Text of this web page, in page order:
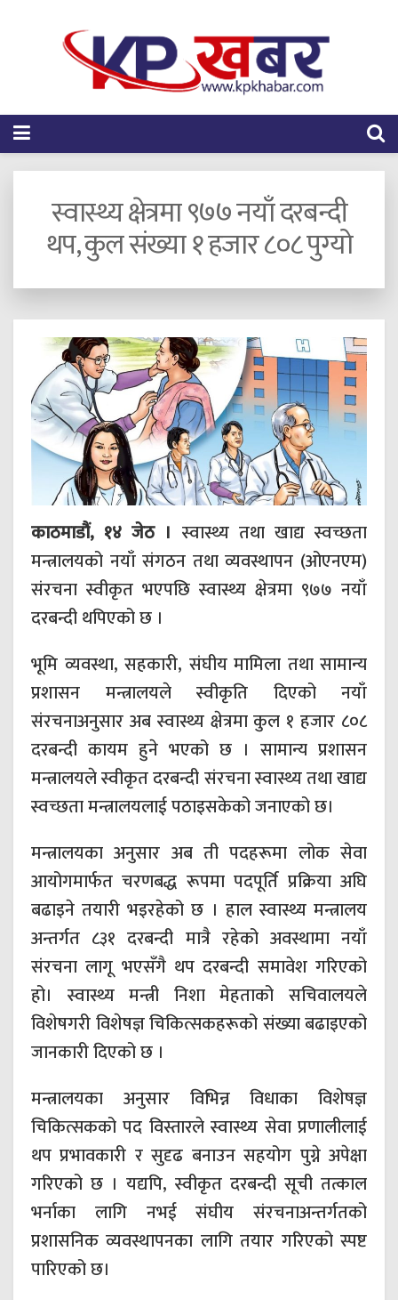
स्वास्थ्य क्षेत्रमा ९७७ नयाँ दरबन्दी
थप, कुल संख्या १ हजार ८०८ पुग्यो
काठमाडौं, १४ जेठ । स्वास्थ्य तथा खाद्य स्वच्छता
मन्त्रालयको नयाँ संगठन तथा व्यवस्थापन (ओएनएम)
संरचना स्वीकृत भएपछि स्वास्थ्य क्षेत्रमा ९७७ नयाँ
दरबन्दी थपिएको छ ।
भूमि व्यवस्था, सहकारी, संघीय मामिला तथा सामान्य
प्रशासन मन्त्रालयले स्वीकृति दिएको नयाँ
संरचनाअनुसार अब स्वास्थ्य क्षेत्रमा कुल १ हजार ८०८
दरबन्दी कायम हुने भएको छ । सामान्य प्रशासन
मन्त्रालयले स्वीकृत दरबन्दी संरचना स्वास्थ्य तथा खाद्य
स्वच्छता मन्त्रालयलाई पठाइसकेको जनाएको छ।
मन्त्रालयका अनुसार अब ती पदहरूमा लोक सेवा
आयोगमार्फत चरणबद्ध रूपमा पदपूर्ति प्रक्रिया अघि
बढाइने तयारी भइरहेको छ । हाल स्वास्थ्य मन्त्रालय
अन्तर्गत ८३१ दरबन्दी मात्रै रहेको अवस्थामा नयाँ
संरचना लागू भएसँगै थप दरबन्दी समावेश गरिएको
हो। स्वास्थ्य मन्त्री निशा मेहताको सचिवालयले
विशेषगरी विशेषज्ञ चिकित्सकहरूको संख्या बढाइएको
जानकारी दिएको छ ।
मन्त्रालयका अनुसार विभिन्न विधाका विशेषज्ञ
चिकित्सकको पद विस्तारले स्वास्थ्य सेवा प्रणालीलाई
थप प्रभावकारी र सुदृढ बनाउन सहयोग पुग्ने अपेक्षा
गरिएको छ । यद्यपि, स्वीकृत दरबन्दी सूची तत्काल
भर्नाका लागि नभई संघीय संरचनाअन्तर्गतको
प्रशासनिक व्यवस्थापनका लागि तयार गरिएको स्पष्ट
पारिएको छ।